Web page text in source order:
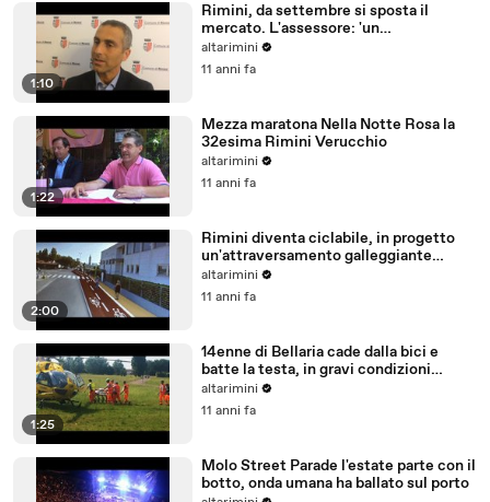
1:10
Rimini, da settembre si sposta il
mercato. L'assessore: 'un
trasferimento importante'
altarimini
11 anni fa
1:22
Mezza maratona Nella Notte Rosa la
32esima Rimini Verucchio
altarimini
11 anni fa
2:00
Rimini diventa ciclabile, in progetto
un'attraversamento galleggiante
modello Amsterdam
altarimini
11 anni fa
1:25
14enne di Bellaria cade dalla bici e
batte la testa, in gravi condizioni
all'ospedale
altarimini
11 anni fa
Molo Street Parade l'estate parte con il
botto, onda umana ha ballato sul porto